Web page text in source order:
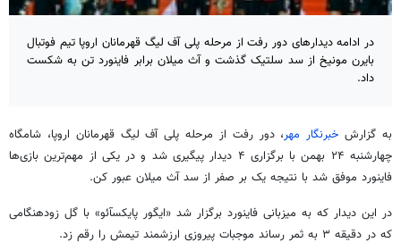
در ادامه دیدارهای دور رفت از مرحله پلی آف لیگ قهرمانان اروپا تیم فوتبال
بایرن مونیخ از سد سلتیک گذشت و آث میلان برابر فاینورد تن به شکست
داد.
به گزارش خبرنگار مهر، دور رفت از مرحله پلیآفلیگ قهرمانان اروپا، شامگاه
چهارشنبه ۲۴ بهمن با برگزاری ۴ دیدار پیگیری شد و در یکی از مهم‌ترین بازی‌ها
فاینورد موفق شد با نتیجه یک بر صفر از سدآث میلان عبور کن.
در این دیدار که به میزبانی فاینورد برگزار شد «ایگور پایکسآئو» با گل زودهنگامی
که در دقیقه ۳ به ثمر رساند موجبات پیروزی ارزشمند تیمش را رقم زد.